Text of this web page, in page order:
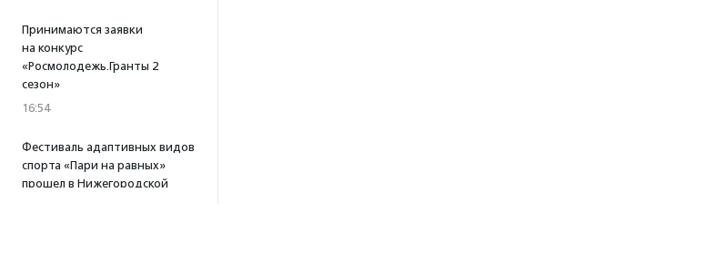
Принимаются заявки
на конкурс
«Росмолодежь.Гранты 2
сезон»
16:54
Фестиваль адаптивных видов
спорта «Пари на равных»
прошел в Нижегородской